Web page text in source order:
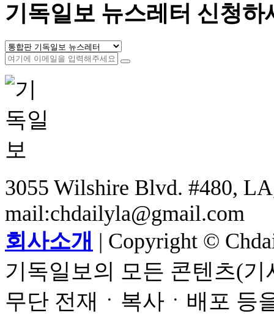
기독일보 뉴스레터 신청하
3055 Wilshire Blvd. #480,
mail:chdailyla@gmail.com
회사소개 | Copyright ©
기독일보의 모든 콘텐츠(
무단 전재ㆍ복사ㆍ배포 등